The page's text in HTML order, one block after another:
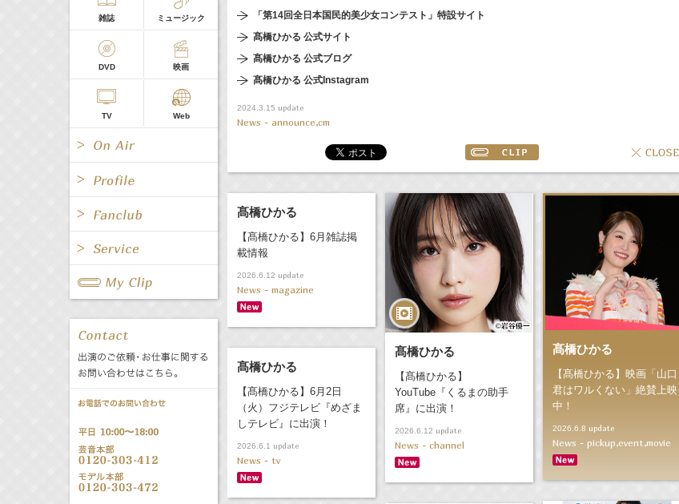
「第14回全日本国民的美少女コンテスト」特設サイト
髙橋ひかる 公式サイト
髙橋ひかる 公式ブログ
髙橋ひかる 公式Instagram
2024.3.15 update
News - announce,cm
髙橋ひかる
【髙橋ひかる】6月雑誌掲
載情報
2026.6.12 update
News - magazine
髙橋ひかる
【髙橋ひかる】
YouTube『くるまの助手
席』に出演！
2026.6.12 update
News - channel
髙橋ひかる
【髙橋ひかる】映画「山口
君はワルくない」絶賛上映
中！
2026.6.8 update
News - pickup,event,movie
髙橋ひかる
【髙橋ひかる】6月2日
（火）フジテレビ『めざま
しテレビ』に出演！
2026.6.1 update
News - tv
雑誌 ミュージック
DVD 映画
TV Web
Radio
Radio
All 女優/タレント
グループ
キャスター/レポーター
バラエティ 声優
文化事業部 クリエイター
誕生日 8/7
All Fanclub Page
All 関連事業
公式サービス